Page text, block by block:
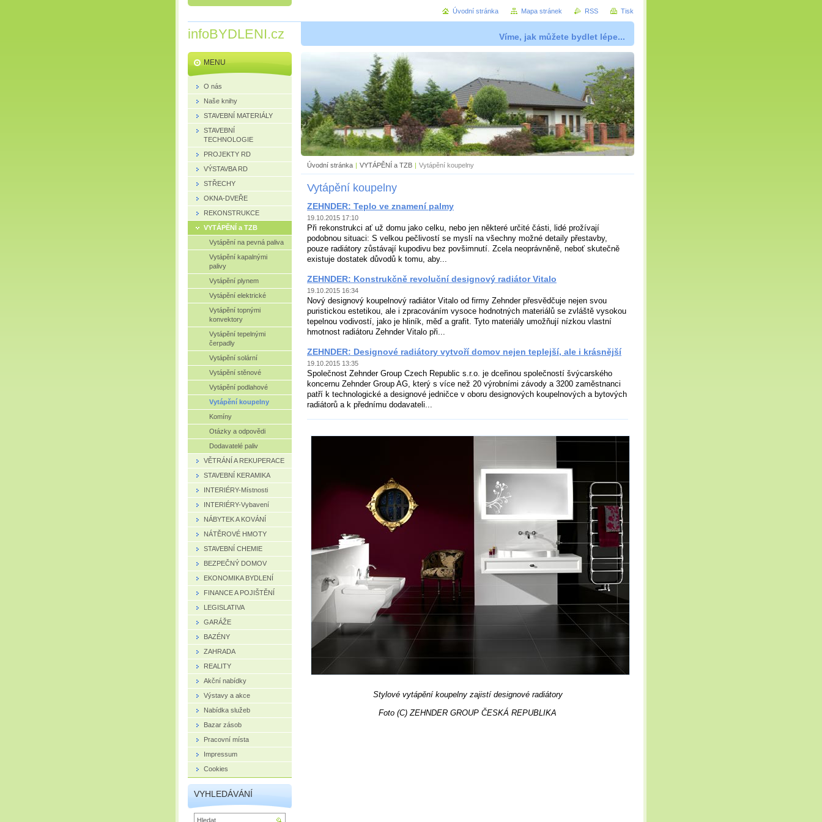
infoBYDLENI.cz Víme, jak můžete bydlet lépe...
Úvodní stránka | VYTÁPĚNÍ a TZB | Vytápění koupelny
Vytápění koupelny
ZEHNDER: Teplo ve znamení palmy
19.10.2015 17:10
Při rekonstrukci ať už domu jako celku, nebo jen některé určité části, lidé prožívají
podobnou situaci: S velkou pečlivostí se myslí na všechny možné detaily přestavby,
pouze radiátory zůstávají kupodivu bez povšimnutí. Zcela neoprávněně, neboť skutečně
existuje dostatek důvodů k tomu, aby...
ZEHNDER: Konstrukčně revoluční designový radiátor Vitalo
19.10.2015 16:34
Nový designový koupelnový radiátor Vitalo od firmy Zehnder přesvědčuje nejen svou
puristickou estetikou, ale i zpracováním vysoce hodnotných materiálů se zvláště vysokou
tepelnou vodivostí, jako je hliník, měď a grafit. Tyto materiály umožňují nízkou vlastní
hmotnost radiátoru Zehnder Vitalo při...
ZEHNDER: Designové radiátory vytvoří domov nejen teplejší, ale i krásnější
19.10.2015 13:35
Společnost Zehnder Group Czech Republic s.r.o. je dceřinou společností švýcarského
koncernu Zehnder Group AG, který s více než 20 výrobními závody a 3200 zaměstnanci
patří k technologické a designové jedničce v oboru designových koupelnových a bytových
radiátorů a k přednímu dodavateli...
Stylové vytápění koupelny zajistí designové radiátory
Foto (C) ZEHNDER GROUP ČESKÁ REPUBLIKA
MENU
O nás
Naše knihy
STAVEBNÍ MATERIÁLY
STAVEBNÍ
TECHNOLOGIE
PROJEKTY RD
VÝSTAVBA RD
STŘECHY
OKNA-DVEŘE
REKONSTRUKCE
VYTÁPĚNÍ a TZB
Vytápění na pevná paliva
Vytápění kapalnými
palivy
Vytápění plynem
Vytápění elektrické
Vytápění topnými
konvektory
Vytápění tepelnými
čerpadly
Vytápění solární
Vytápění stěnové
Vytápění podlahové
Vytápění koupelny
Komíny
Otázky a odpovědi
Dodavatelé paliv
VĚTRÁNÍ A REKUPERACE
STAVEBNÍ KERAMIKA
INTERIÉRY-Místnosti
INTERIÉRY-Vybavení
NÁBYTEK A KOVÁNÍ
NÁTĚROVÉ HMOTY
STAVEBNÍ CHEMIE
BEZPEČNÝ DOMOV
EKONOMIKA BYDLENÍ
FINANCE A POJIŠTĚNÍ
LEGISLATIVA
GARÁŽE
BAZÉNY
ZAHRADA
REALITY
Akční nabídky
Výstavy a akce
Nabídka služeb
Bazar zásob
Pracovní místa
Impressum
Cookies
VYHLEDÁVÁNÍ
Úvodní stránka Mapa stránek RSS Tisk